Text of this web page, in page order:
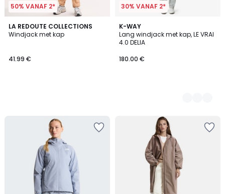
50% VANAF 2*
LA REDOUTE COLLECTIONS
Windjack met kap
41.99 €
30% VANAF 2*
K-WAY
Lang windjack met kap, LE VRAI
4.0 DELIA
180.00 €
3
Kleuren